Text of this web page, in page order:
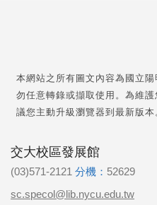
本網站之所有圖文內容為國立
勿任意轉錄或擷取使用。為維
議您主動升級瀏覽器到最新版本
交大校區發展館
(03)571-2121 分機： 52629
sc.specol@lib.nycu.edu.tw